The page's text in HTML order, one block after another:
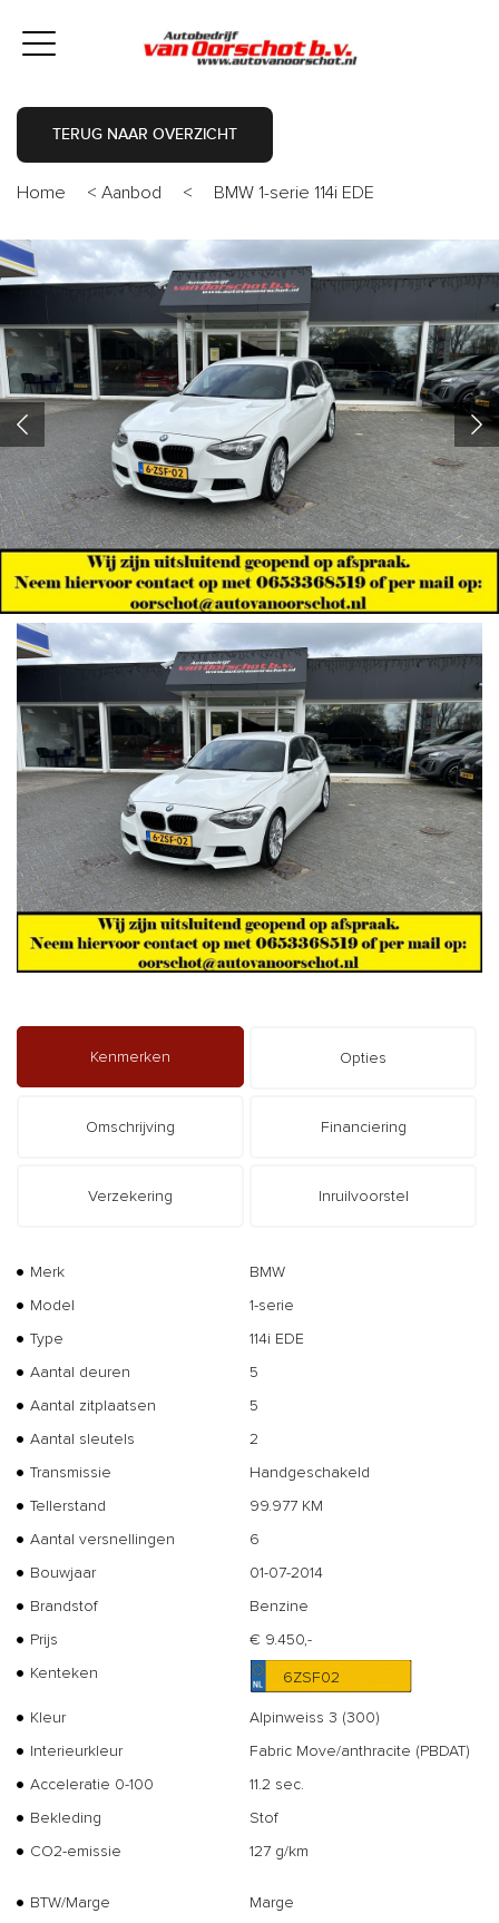
TERUG NAAR OVERZICHT
Home < Aanbod < BMW 1-serie 114i EDE
Kenmerken Opties
Omschrijving Financiering
Verzekering Inruilvoorstel
Merk
BMW
Model
1-serie
Type
114i EDE
Aantal deuren
5
Aantal zitplaatsen
5
Aantal sleutels
2
Transmissie
Handgeschakeld
Tellerstand
99.977 KM
Aantal versnellingen
6
Bouwjaar
01-07-2014
Brandstof
Benzine
Prijs
€ 9.450,-
Kenteken
6ZSF02
Kleur
Alpinweiss 3 (300)
Interieurkleur
Fabric Move/anthracite (PBDAT)
Acceleratie 0-100
11.2 sec.
Bekleding
Stof
CO2-emissie
127 g/km
BTW/Marge
Marge